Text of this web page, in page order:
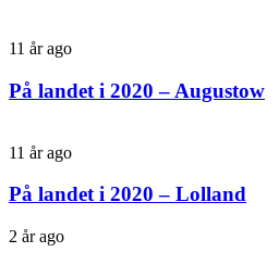
11 år ago
På landet i 2020 – Augustow
11 år ago
På landet i 2020 – Lolland
2 år ago